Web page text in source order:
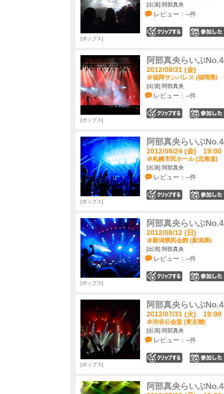
[出演] 阿部真央
レビュー：--件
ポップス
阿部真央らいぶNo.4
2012/08/31 (金)
＠福岡サンパレス (福岡県)
[出演] 阿部真央
レビュー：--件
ポップス
阿部真央らいぶNo.4
2012/08/24 (金) 19:00
＠札幌市民ホール (北海道)
[出演] 阿部真央
レビュー：--件
ポップス
阿部真央らいぶNo.4
2012/08/12 (日)
＠新潟県民会館 (新潟県)
[出演] 阿部真央
レビュー：--件
ポップス
阿部真央らいぶNo.4
2012/07/31 (火) 19:00
＠渋谷公会堂 (東京都)
[出演] 阿部真央
レビュー：--件
ポップス
阿部真央らいぶNo.4